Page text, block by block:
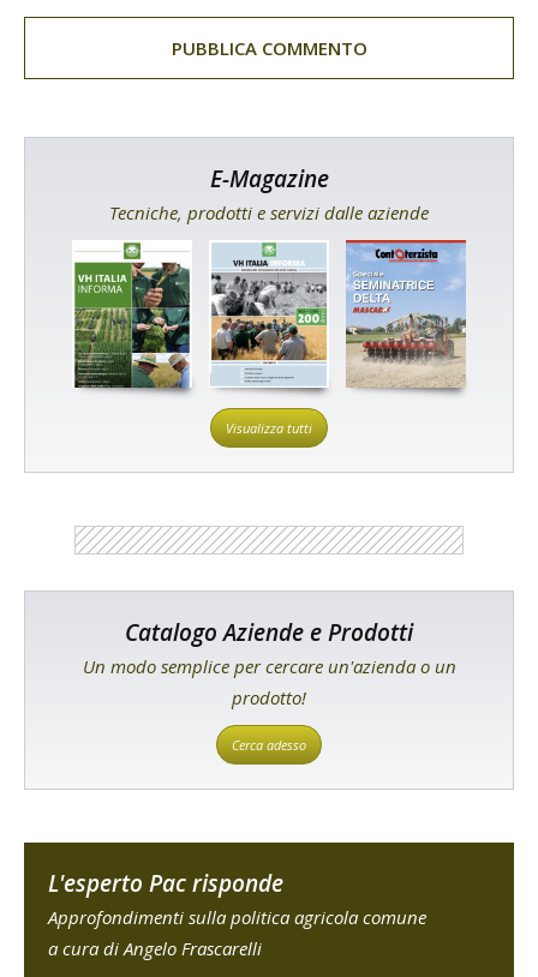
E-Magazine
Tecniche, prodotti e servizi dalle aziende
Visualizza tutti
Catalogo Aziende e Prodotti
Un modo semplice per cercare un'azienda o un
prodotto!
Cerca adesso
L'esperto Pac risponde
Approfondimenti sulla politica agricola comune
a cura di Angelo Frascarelli